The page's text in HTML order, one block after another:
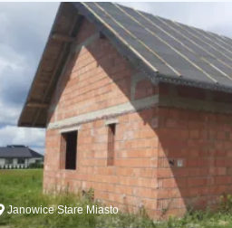
Janowice Stare Miasto